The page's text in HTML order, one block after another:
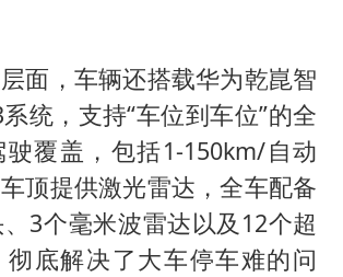
面，车辆还搭载华为乾崑智
统，支持“车位到车位”的全
覆盖，包括1-150km/自动
顶提供激光雷达，全车配备
3个毫米波雷达以及12个超
彻底解决了大车停车难的问